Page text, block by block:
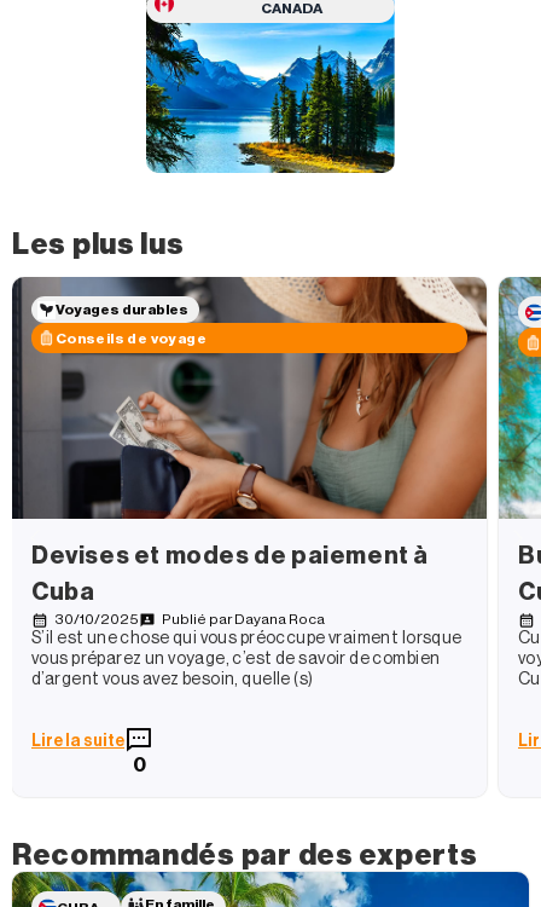
CANADA
Les plus lus
Voyages durables
Conseils de voyage
Devises et modes de paiement à
Cuba
30/10/2025 Publié parDayana Roca
S’il est une chose qui vous préoccupe vraiment lorsque
vous préparez un voyage, c’est de savoir de combien
d’argent vous avez besoin, quelle (s)
Lire la suite
0
Recommandés par des experts